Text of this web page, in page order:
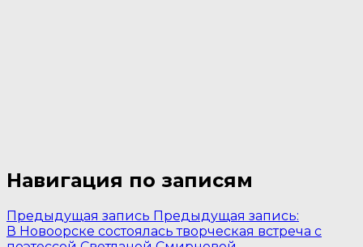
Навигация по записям
Предыдущая запись Предыдущая запись:
В Новоорске состоялась творческая встреча с